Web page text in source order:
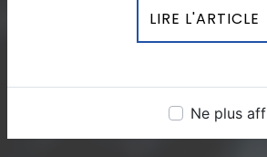
LIRE L'ARTICLE
Ne plus